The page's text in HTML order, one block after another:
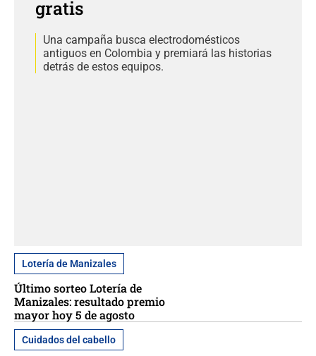
gratis
Una campaña busca electrodomésticos
antiguos en Colombia y premiará las historias
detrás de estos equipos.
Lotería de Manizales
Último sorteo Lotería de
Manizales: resultado premio
mayor hoy 5 de agosto
Cuidados del cabello